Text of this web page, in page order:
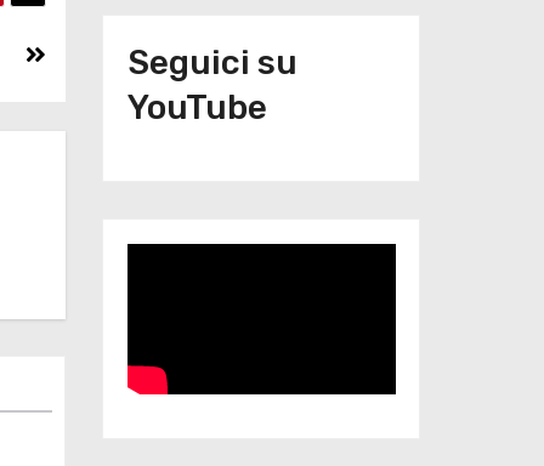
Seguici su
YouTube